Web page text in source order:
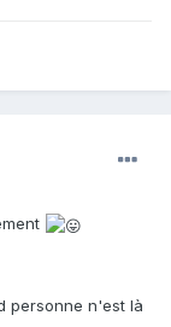
personne n'est là